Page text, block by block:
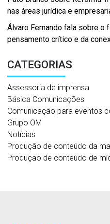
nas áreas jurídica e
Álvaro Fernando fala sobre o
pensamento crítico e da
CATEGORIAS
Assessoria de imprensa
Básica Comunicações
Comunicação para eventos
Grupo OM
Notícias
Produção de conteúdo da
Produção de conteúdo de